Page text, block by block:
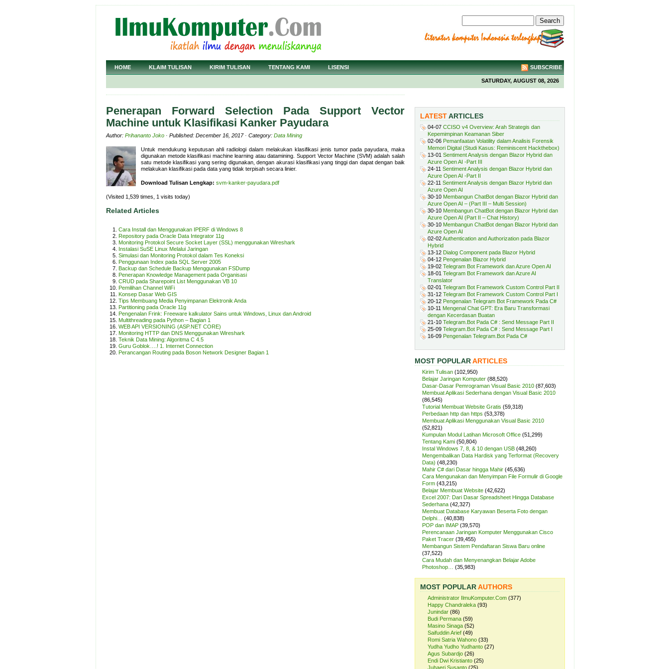
HOME KLAIM TULISAN KIRIM TULISAN TENTANG KAMI LISENSI SUBSCRIBE
SATURDAY, AUGUST 08, 2026
Penerapan Forward Selection Pada Support Vector
Machine untuk Klasifikasi Kanker Payudara
Author: Prihananto Joko · Published: December 16, 2017 · Category: Data Mining
Untuk mendukung keputusan ahli radiologi dalam melakukan klasifikasi jenis tumor pada payudara, maka
digunakan metode klasifikasi machine learning atau datamining. Support Vector Machine (SVM) adalah salah
satu metode klasifikasi yang sering digunakan, dengan akurasi klasifikasi yang tinggi dan dapat dengan baik
melakukan klasifikasi pada data yang tidak terpisah secara linier.
Download Tulisan Lengkap: svm-kanker-payudara.pdf
(Visited 1,539 times, 1 visits today)
Related Articles
Cara Install dan Menggunakan IPERF di Windows 8
Repository pada Oracle Data Integrator 11g
Monitoring Protokol Secure Socket Layer (SSL) menggunakan Wireshark
Instalasi SuSE Linux Melalui Jaringan
Simulasi dan Monitoring Protokol dalam Tes Koneksi
Penggunaan Index pada SQL Server 2005
Backup dan Schedule Backup Menggunakan FSDump
Penerapan Knowledge Management pada Organisasi
CRUD pada Sharepoint List Menggunakan VB 10
Pemilihan Channel WiFi
Konsep Dasar Web GIS
Tips Membuang Media Penyimpanan Elektronik Anda
Partitioning pada Oracle 11g
Pengenalan Frink: Freeware kalkulator Sains untuk Windows, Linux dan Android
Multithreading pada Python – Bagian 1
WEB API VERSIONING (ASP.NET CORE)
Monitoring HTTP dan DNS Menggunakan Wireshark
Teknik Data Mining: Algoritma C 4.5
Guru Goblok….! 1. Internet Connection
Perancangan Routing pada Boson Network Designer Bagian 1
LATESTARTICLES
04-07 CCISO v4 Overview: Arah Strategis dan
Kepemimpinan Keamanan Siber
02-06 Pemanfaatan Volatility dalam Analisis Forensik
Memori Digital (Studi Kasus: Reminiscent Hackthebox)
13-01 Sentiment Analysis dengan Blazor Hybrid dan
Azure Open AI -Part III
24-11 Sentiment Analysis dengan Blazor Hybrid dan
Azure Open AI -Part II
22-11 Sentiment Analysis dengan Blazor Hybrid dan
Azure Open AI
30-10 Membangun ChatBot dengan Blazor Hybrid dan
Azure Open AI – (Part III – Multi Session)
30-10 Membangun ChatBot dengan Blazor Hybrid dan
Azure Open AI (Part II – Chat History)
30-10 Membangun ChatBot dengan Blazor Hybrid dan
Azure Open AI
02-02Authentication and Authorization pada Blazor
Hybrid
13-12 Dialog Component pada Blazor Hybrid
04-12 Pengenalan Blazor Hybrid
19-02 Telegram Bot Framework dan Azure Open AI
18-01 Telegram Bot Framework dan Azure AI
Translator
02-01 Telegram Bot Framework Custom Control Part II
31-12 Telegram Bot Framework Custom Control Part I
20-12 Pengenalan Telegram Bot Framework Pada C#
10-11 Mengenal Chat GPT: Era Baru Transformasi
dengan Kecerdasan Buatan
21-10 Telegram.Bot Pada C# : Send Message Part II
25-09 Telegram.Bot Pada C# : Send Message Part I
16-09 Pengenalan Telegram.Bot Pada C#
MOST POPULARARTICLES
Kirim Tulisan (102,950)
Belajar Jaringan Komputer (88,520)
Dasar-Dasar Pemrograman Visual Basic 2010 (87,603)
Membuat Aplikasi Sederhana dengan Visual Basic 2010
(86,545)
Tutorial Membuat Website Gratis (59,318)
Perbedaan http dan https (53,378)
Membuat Aplikasi Menggunakan Visual Basic 2010
(52,821)
Kumpulan Modul Latihan Microsoft Office (51,299)
Tentang Kami (50,804)
Instal Windows 7, 8, & 10 dengan USB (48,260)
Mengembalikan Data Hardisk yang Terformat (Recovery
Data) (48,230)
Mahir C# dari Dasar hingga Mahir (45,636)
Cara Mengunakan dan Menyimpan File Formulir di Google
Form (43,215)
Belajar Membuat Website (42,622)
Excel 2007: Dari Dasar Spreadsheet Hingga Database
Sederhana (42,327)
Membuat Database Karyawan Beserta Foto dengan
Delphi…
(40,838)
POP dan IMAP (39,570)
Perencanaan Jaringan Komputer Menggunakan Cisco
Paket Tracer (39,455)
Membangun Sistem Pendaftaran Siswa Baru online
(37,522)
Cara Mudah dan Menyenangkan Belajar Adobe
Photoshop…
(35,983)
MOST POPULARAUTHORS
Administrator IlmuKomputer.Com (377)
Happy Chandraleka (93)
Junindar (86)
Budi Permana (59)
Masino Sinaga (52)
Saifuddin Arief (49)
Romi Satria Wahono (33)
Yudha Yudho Yudhanto (27)
Agus Subardjo (26)
Endi Dwi Kristianto (25)
Juhaeri Susanto (25)